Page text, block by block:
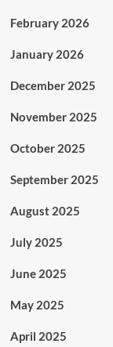
February 2026
January 2026
December 2025
November 2025
October 2025
September 2025
August 2025
July 2025
June 2025
May 2025
April 2025